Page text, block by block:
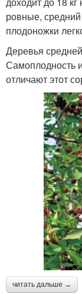
Осенние
Сорта для
Разные
ровные,
плодоножки
Деревья
Самоплодность
отличают этот
читать дальше →